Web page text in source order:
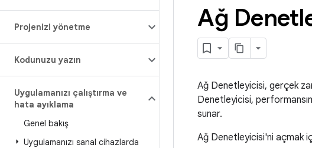
Projenizi yönetme
Kodunuzu yazın
Uygulamanızı çalıştırma ve
hata ayıklama
Genel bakış
Uygulamanızı sanal cihazlarda
Ağ
Ağ Denetleyicisi, gerçek
Denetleyicisi,
sunar.
Ağ Denetleyicisi'ni açmak